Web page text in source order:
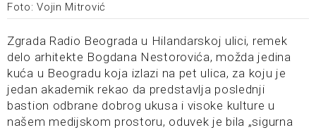
Foto: Vojin Mitrović
Zgrada Radio Beograda u Hilandarskoj ulici, remek
delo arhitekte Bogdana Nestorovića, možda jedina
kuća u Beogradu koja izlazi na pet ulica, za koju je
jedan akademik rekao da predstavlja poslednji
bastion odbrane dobrog ukusa i visoke kulture u
našem medijskom prostoru, oduvek je bila „sigurna